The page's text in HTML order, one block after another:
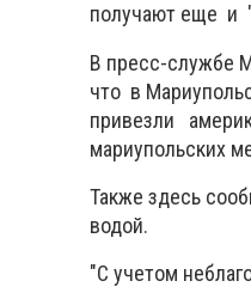
получают еще и
В пресс-службе
что в
привезли
мариупольских
Также здесь
водой.
"С учетом